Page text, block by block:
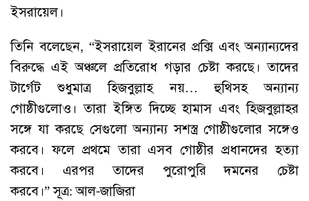
ইসরায়েল।
তিনি বলেছেন, “ইসরায়েল ইরানের প্রক্সি এবং অন্যান্যদের
বিরুদ্ধে এই অঞ্চলে প্রতিরোধ গড়ার চেষ্টা করছে। তাদের
টার্গেট শুধুমাত্র হিজবুল্লাহ নয়… হুথিসহ অন্যান্য
গোষ্ঠীগুলোও। তারা ইঙ্গিত দিচ্ছে হামাস এবং হিজবুল্লাহর
সঙ্গে যা করছে সেগুলো অন্যান্য সশস্ত্র গোষ্ঠীগুলোর সঙ্গেও
করবে। ফলে প্রথমে তারা এসব গোষ্ঠীর প্রধানদের হত্যা
করবে। এরপর তাদের পুরোপুরি দমনের চেষ্টা
করবে।” সূত্র: আল-জাজিরা